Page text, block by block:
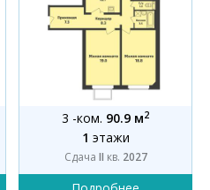
3 -ком. 90.9 м2
1 этажи
Сдача II кв. 2027